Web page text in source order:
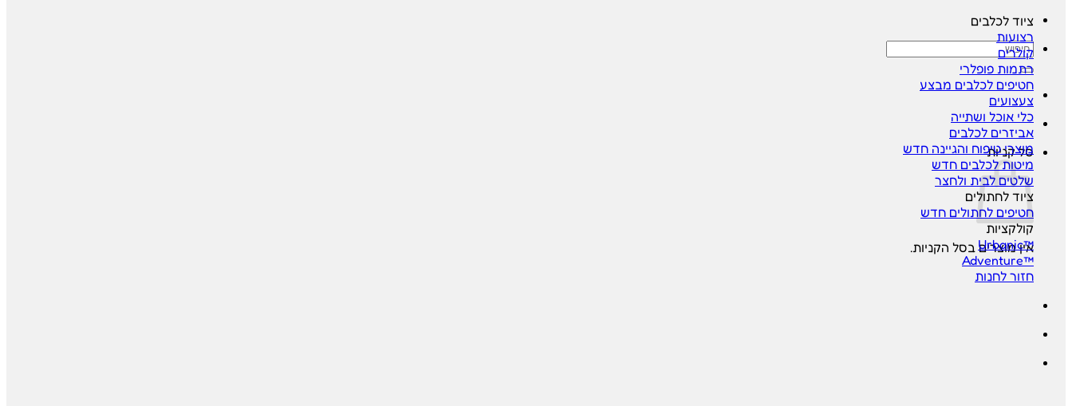
חיפוש
עבור:
סל קניות
אין מוצרים בסל הקניות.
חזור לחנות
ציוד לכלבים
רצועות
קולרים
רתמות
חטיפים לכלבים
צעצועים
כלי אוכל ושתייה
אביזרים לכלבים
מוצרי טיפוח והגיינה
מיטות לכלבים
שלטים לבית ולחצר
ציוד לחתולים
חטיפים לחתולים
קולקציות
™Urbanic
™Adventure